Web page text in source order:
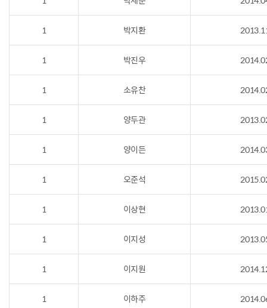
1 박지환
1 박진우
1 소유찬
1 양두관
1 양이든
1 오준석
1 이상현
1 이지성
1 이지원
1 이하주